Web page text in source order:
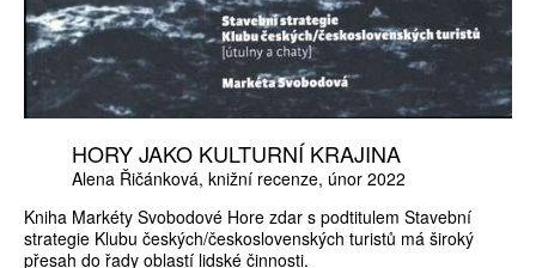
HORY JAKO KULTURNÍ KRAJINA
Alena Řičánková knižní recenze únor 2022
Kniha Markéty Svobodové Hore zdar s podtitulem Stavební
strategie Klubu českých/československých turistů má široký
přesah do řady oblastí lidské činnosti.